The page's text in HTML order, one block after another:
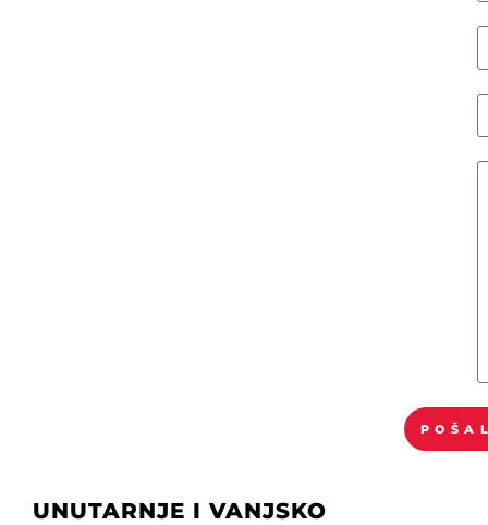
UNUTARNJE I VANJSKO